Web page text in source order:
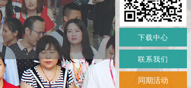
下载中心
联系我们
同期活动